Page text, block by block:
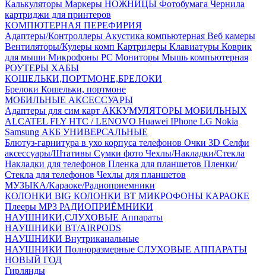
Калькуляторы Маркеры НОЖНИЦЫ Фотобумага Чернила
картриджи для принтеров
КОМПЮТЕРНАЯ ПЕРЕФИРИЯ
Адаптеры/Контроллеры Акустика компьютерная Веб камеры
Вентиляторы/Кулеры комп Картридеры Клавиатуры Коврик
для мыши Микрофоны PC Мониторы Мышь компьютерная
РОУТЕРЫ ХАБЫ
КОШЕЛЬКИ,ПОРТМОНЕ,БРЕЛОКИ
Брелоки Кошельки, портмоне
МОБИЛЬНЫЕ АКСЕССУАРЫ
Адаптеры для сим карт АККУМУЛЯТОРЫ МОБИЛЬНЫХ
ALCATEL FLY HTC / LENOVO Huawei IPhone LG Nokia
Samsung АКБ УНИВЕРСАЛЬНЫЕ
Блютуз-гарнитура в ухо корпуса телефонов Очки 3D Селфи
аксессуары/Штативы Сумки фото Чехлы/Накладки/Стекла
Накладки для телефонов Пленка для планшетов Пленки/
Стекла для телефонов Чехлы для планшетов
МУЗЫКА/Караоке/Радиоприемники
КОЛОНКИ BIG КОЛОНКИ BT МИКРОФОНЫ КАРАОКЕ
Плееры MP3 РАДИОПРИЁМНИКИ
НАУШНИКИ,СЛУХОВЫЕ Аппараты
НАУШНИКИ BT/AIRPODS
НАУШНИКИ Внутриканальные
НАУШНИКИ Полноразмерные СЛУХОВЫЕ АППАРАТЫ
НОВЫЙ ГОД
Гирлянды